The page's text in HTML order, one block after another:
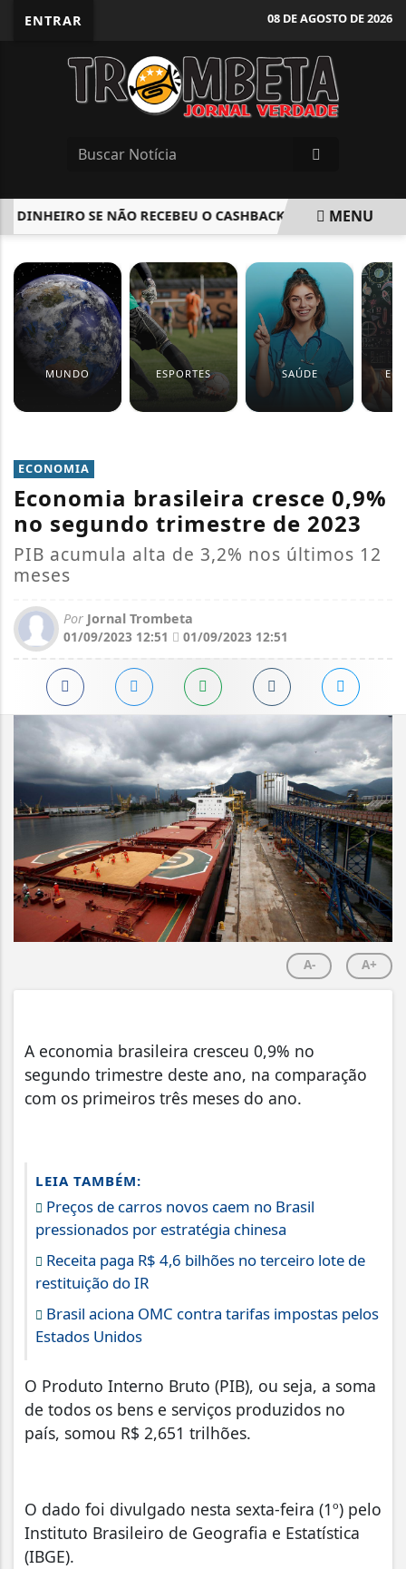
ENTRAR 08 DE AGOSTO DE 2026
SE NÃO RECEBEU O CASHBACK DO IMPOSTO DE
MENU
MUNDO ESPORTES SAÚDE
ECONOMIA
Economia brasileira cresce 0,9%
no segundo trimestre de 2023
PIB acumula alta de 3,2% nos últimos 12
meses
Por Jornal Trombeta
01/09/2023 12:51
01/09/2023 12:51
A- A+
A economia brasileira cresceu 0,9% no
segundo trimestre deste ano, na comparação
com os primeiros três meses do ano.
LEIA TAMBÉM:
Preços de carros novos caem no Brasil
pressionados por estratégia chinesa
Receita paga R$ 4,6 bilhões no terceiro lote de
restituição do IR
Brasil aciona OMC contra tarifas impostas pelos
Estados Unidos
O Produto Interno Bruto (PIB), ou seja, a soma
de todos os bens e serviços produzidos no
país, somou R$ 2,651 trilhões.
O dado foi divulgado nesta sexta-feira (1º) pelo
Instituto Brasileiro de Geografia e Estatística
(IBGE).